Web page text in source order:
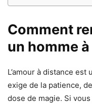
Comment
un homme
L’amour à distance
exige de la patience,
dose de magie. Si